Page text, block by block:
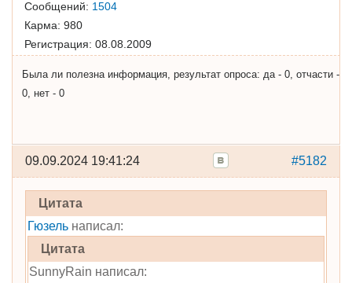
Сообщений: 1504
Карма: 980
Регистрация: 08.08.2009
Была ли полезна информация, результат опроса: да - 0, отчасти -
0, нет - 0
#5182
09.09.2024 19:41:24
Цитата
Гюзельнаписал:
Цитата
SunnyRain написал: